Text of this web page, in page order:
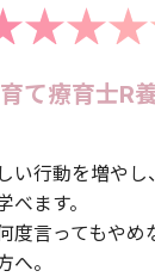
て療育士R
い行動を増や
べます。
度言ってもやめ
へ。